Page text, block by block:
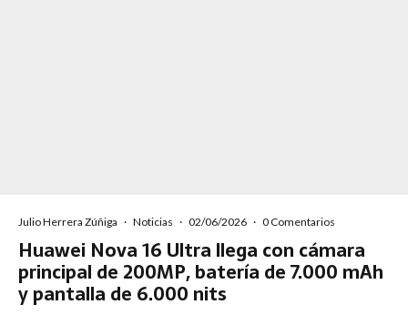
Julio Herrera Zúñiga · Noticias · 02/06/2026 · 0 Comentarios
Huawei Nova 16 Ultra llega con cámara
principal de 200MP, batería de 7.000 mAh
y pantalla de 6.000 nits